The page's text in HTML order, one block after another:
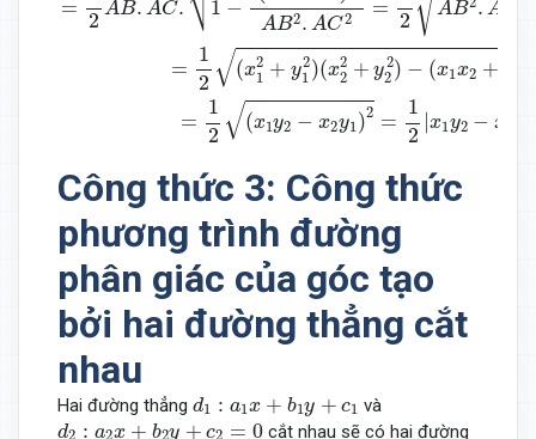
=
2
AB. AC. 1 −
AB2. AC2 =
2
AB . A
=
1
2 √(x2
1 + y2
1 )(x2
2 + y2
2 ) − (x1 x2 +
=
1
2 √(x1y2 − x2y1)2 =
1
2
x1y2 − x
Công thức 3: Công thức
phương trình đường
phân giác của góc tạo
bởi hai đường thẳng cắt
nhau
Hai đường thẳng d1 : a1x + b1y + c1
d :a 1 x+ b 1y +c 1 và
d : a x + b y + c = 0
d :a 2 x+b 2y +c 2 =0
cắt nhau sẽ có hai đường